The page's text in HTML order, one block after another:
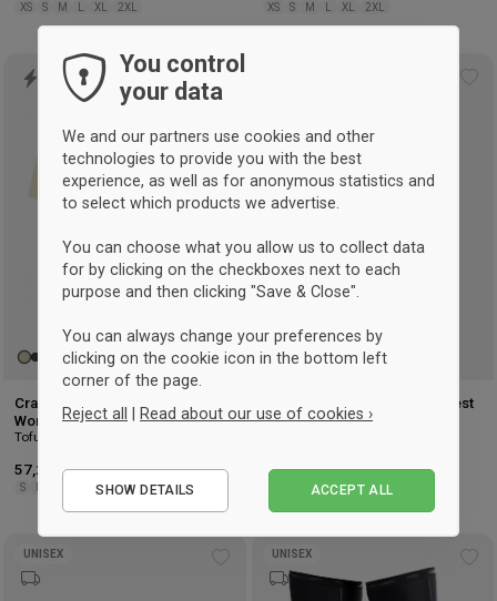
XS S M XL 2XL XS S M XL 2XL
Add
wishlist
Craft Everyday Bike Jersey
Women
Tofu
57,25 € -15% Détaillant : 67,25 €
S 2XL
Craft Active Run Visibility Vest
Vert lézard
40,50 € -25% Détaillant : 54 €
XL 2XL
UNISEX UNISEX
You control
your data
We and our partners use cookies and other
technologies to provide you with the best
experience, as well as for anonymous statistics and
to select which products we advertise.
You can choose what you allow us to collect data
for by clicking on the checkboxes next to each
purpose and then clicking "Save & Close".
You can always change your preferences by
clicking on the cookie icon in the bottom left
corner of the page.
Reject all
Read about our use of cookies ›
Performance
SHOW DETAILS ACCEPT ALL